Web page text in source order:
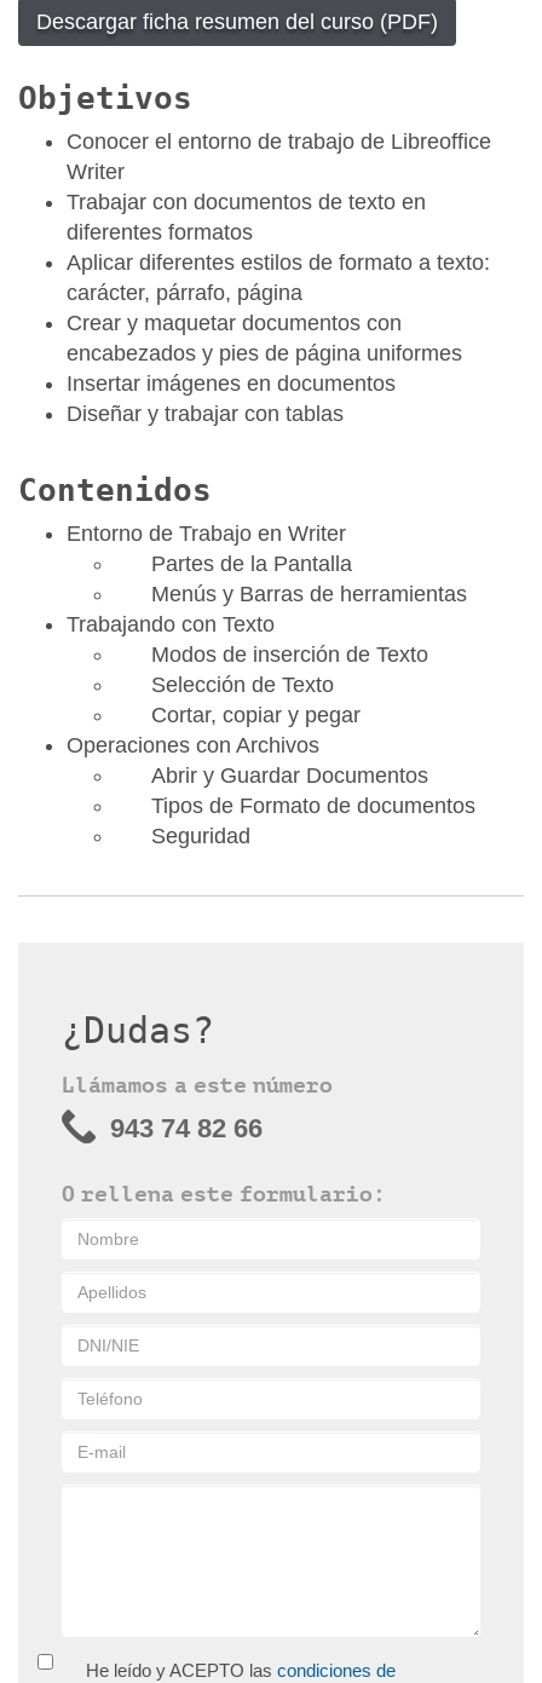
Descargar ficha resumen del curso (PDF)
Objetivos
Conocer el entorno de trabajo de Libreoffice
Writer
Trabajar con documentos de texto en
diferentes formatos
Aplicar diferentes estilos de formato a texto:
carácter, párrafo, página
Crear y maquetar documentos con
encabezados y pies de página uniformes
Insertar imágenes en documentos
Diseñar y trabajar con tablas
Contenidos
Entorno de Trabajo en Writer
Partes de la Pantalla
Menús y Barras de herramientas
Trabajando con Texto
Modos de inserción de Texto
Selección de Texto
Cortar, copiar y pegar
Operaciones con Archivos
Abrir y Guardar Documentos
Tipos de Formato de documentos
Seguridad
¿Dudas?
Llámamos a este número
943 74 82 66
O rellena este formulario:
He leído y ACEPTO las condiciones de